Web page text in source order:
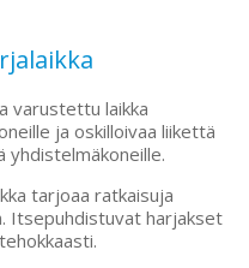
varustettu laikka
ja oskilloivaa liikettä
yhdistelmäkoneille.
tarjoaa ratkaisuja
Itsepuhdistuvat harjakset